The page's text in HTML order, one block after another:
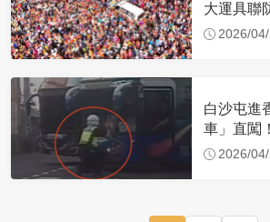
大運具聯
32.1萬創
2026/
白沙屯進
車」直闖
車：讓行
2026/